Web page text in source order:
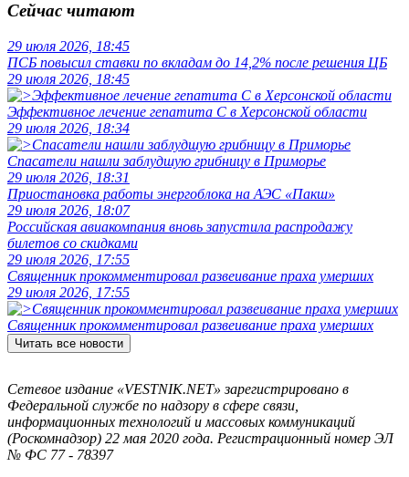
Сейчас читают
29 июля 2026, 18:45
ПСБ повысил ставки по вкладам до 14,2% после решения ЦБ
29 июля 2026, 18:45
Эффективное лечение гепатита C в Херсонской области
29 июля 2026, 18:34
Спасатели нашли заблудшую грибницу в Приморье
29 июля 2026, 18:31
Приостановка работы энергоблока на АЭС «Пакш»
29 июля 2026, 18:07
Российская авиакомпания вновь запустила распродажу
билетов со скидками
29 июля 2026, 17:55
Священник прокомментировал развеивание праха умерших
29 июля 2026, 17:55
Священник прокомментировал развеивание праха умерших
Читать все новости
Сетевое издание «VESTNIK.NET» зарегистрировано в
Федеральной службе по надзору в сфере связи,
информационных технологий и массовых коммуникаций
(Роскомнадзор) 22 мая 2020 года. Регистрационный номер ЭЛ
№ ФС 77 - 78397